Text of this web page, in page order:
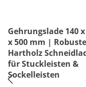
Gehrungslade 140
x 500 mm | Robuste
Hartholz
für Stuckleisten &
Sockelleisten